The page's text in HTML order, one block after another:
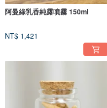
阿曼綠乳香純露噴霧 150ml
NT$ 1,421